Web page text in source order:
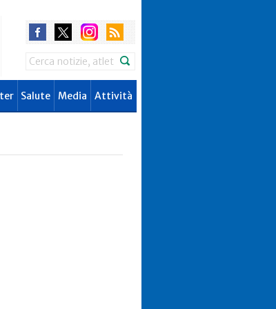
Search
Salute Media Attività